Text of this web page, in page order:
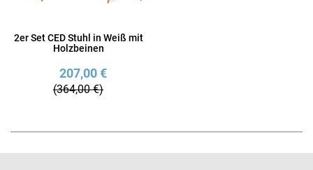
2er Set CED Stuhl in Weiß mit
Holzbeinen
207,00 €
(364,00 €)